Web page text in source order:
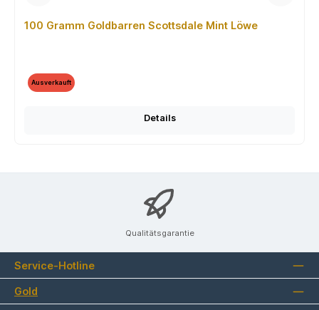
100 Gramm Goldbarren Scottsdale Mint Löwe
Ausverkauft
Details
Qualitätsgarantie
Service-Hotline
Gold